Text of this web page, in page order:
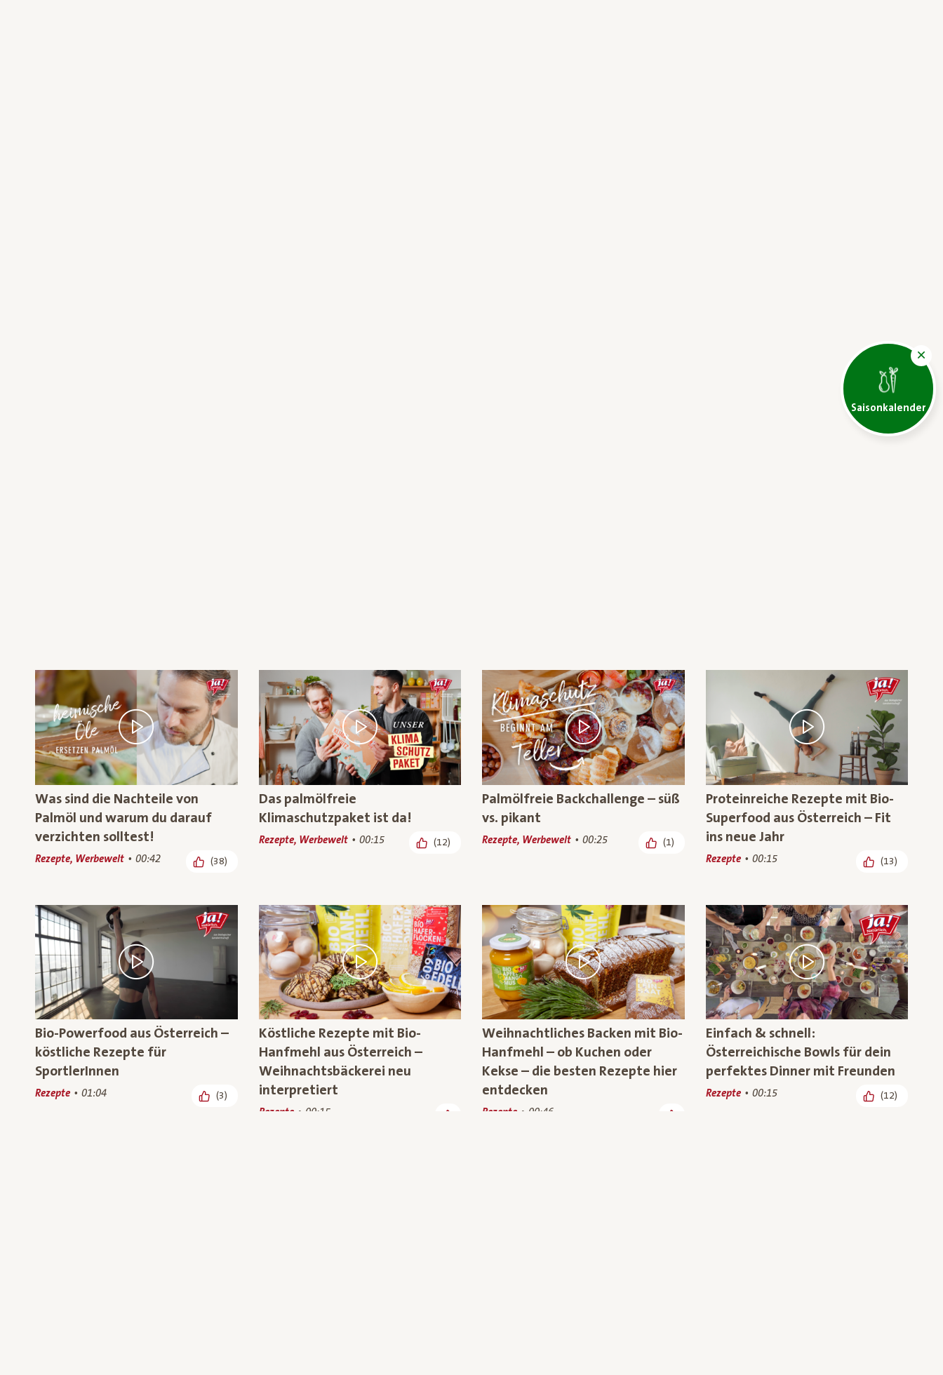
Saisonkalender
Was sind die Nachteile von
Palmöl und warum du darauf
verzichten solltest!
Rezepte, Werbewelt 00:42 (38)
Das palmölfreie
Klimaschutzpaket ist da!
Rezepte, Werbewelt 00:15 (12)
Palmölfreie Backchallenge – süß
vs. pikant
Rezepte, Werbewelt 00:25 (1)
Proteinreiche Rezepte mit Bio-
Superfood aus Österreich – Fit
ins neue Jahr
Rezepte 00:15 (13)
Bio-Powerfood aus Österreich –
köstliche Rezepte für
SportlerInnen
Rezepte 01:04 (3)
Köstliche Rezepte mit Bio-
Hanfmehl aus Österreich –
Weihnachtsbäckerei neu
interpretiert
Rezepte 00:15
Weihnachtliches Backen mit Bio-
Hanfmehl – ob Kuchen oder
Kekse – die besten Rezepte hier
entdecken
Rezepte 00:46
Einfach & schnell:
Österreichische Bowls für dein
perfektes Dinner mit Freunden
Rezepte 00:15 (12)